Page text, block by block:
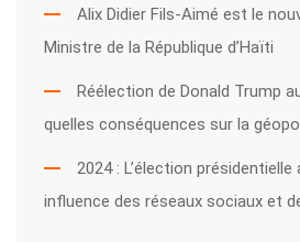
Alix Didier Fils-Aimé est le
Ministre de la République d’Haïti
Réélection de Donald Trump
quelles conséquences sur la
2024 : L’élection
influence des réseaux sociaux et